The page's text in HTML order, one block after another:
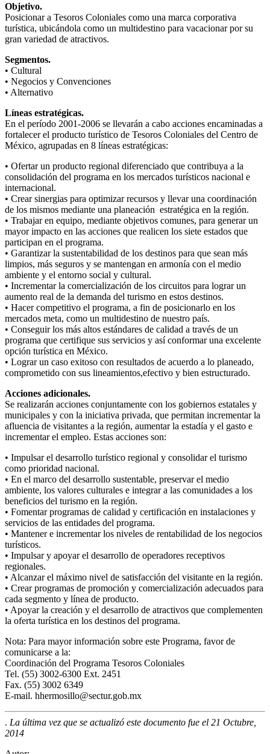
Objetivo.
Posicionar a Tesoros Coloniales como una marca corporativa
turística, ubicándola como un multidestino para vacacionar por su
gran variedad de atractivos.
Segmentos.
• Cultural
• Negocios y Convenciones
• Alternativo
Líneas estratégicas.
En el período 2001-2006 se llevarán a cabo acciones encaminadas a
fortalecer el producto turístico de Tesoros Coloniales del Centro de
México, agrupadas en 8 líneas estratégicas:
• Ofertar un producto regional diferenciado que contribuya a la
consolidación del programa en los mercados turísticos nacional e
internacional.
• Crear sinergias para optimizar recursos y llevar una coordinación
de los mismos mediante una planeación estratégica en la región.
• Trabajar en equipo, mediante objetivos comunes, para generar un
mayor impacto en las acciones que realicen los siete estados que
participan en el programa.
• Garantizar la sustentabilidad de los destinos para que sean más
limpios, más seguros y se mantengan en armonía con el medio
ambiente y el entorno social y cultural.
• Incrementar la comercialización de los circuitos para lograr un
aumento real de la demanda del turismo en estos destinos.
• Hacer competitivo el programa, a fin de posicionarlo en los
mercados meta, como un multidestino de nuestro país.
• Conseguir los más altos estándares de calidad a través de un
programa que certifique sus servicios y así conformar una excelente
opción turística en México.
• Lograr un caso exitoso con resultados de acuerdo a lo planeado,
comprometido con sus lineamientos,efectivo y bien estructurado.
Acciones adicionales.
Se realizarán acciones conjuntamente con los gobiernos estatales y
municipales y con la iniciativa privada, que permitan incrementar la
afluencia de visitantes a la región, aumentar la estadía y el gasto e
incrementar el empleo. Estas acciones son:
• Impulsar el desarrollo turístico regional y consolidar el turismo
como prioridad nacional.
• En el marco del desarrollo sustentable, preservar el medio
ambiente, los valores culturales e integrar a las comunidades a los
beneficios del turismo en la región.
• Fomentar programas de calidad y certificación en instalaciones y
servicios de las entidades del programa.
• Mantener e incrementar los niveles de rentabilidad de los negocios
turísticos.
• Impulsar y apoyar el desarrollo de operadores receptivos
regionales.
• Alcanzar el máximo nivel de satisfacción del visitante en la región.
• Crear programas de promoción y comercialización adecuados para
cada segmento y línea de producto.
• Apoyar la creación y el desarrollo de atractivos que complementen
la oferta turística en los destinos del programa.
Nota: Para mayor información sobre este Programa, favor de
comunicarse a la:
Coordinación del Programa Tesoros Coloniales
Tel. (55) 3002-6300 Ext. 2451
Fax. (55) 3002 6349
E-mail. hhermosillo@sectur.gob.mx
. La última vez que se actualizó este documento fue el 21 Octubre,
2014